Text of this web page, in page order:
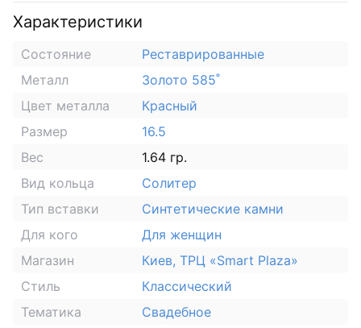
Характеристики
Состояние
Реставрированные
Металл
Золото 585˚
Цвет металла
Красный
Размер
16.5
Вес
1.64 гр.
Вид кольца
Солитер
Тип вставки
Синтетические камни
Для кого
Для женщин
Магазин
Киев, ТРЦ «Smart Plaza»
Стиль
Классический
Тематика
Свадебное